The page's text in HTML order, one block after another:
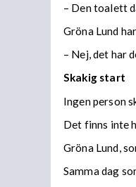
– Den toalett
Gröna Lund
– Nej, det har
Skakig start
Ingen person
Det finns inte
Gröna Lund,
Samma dag